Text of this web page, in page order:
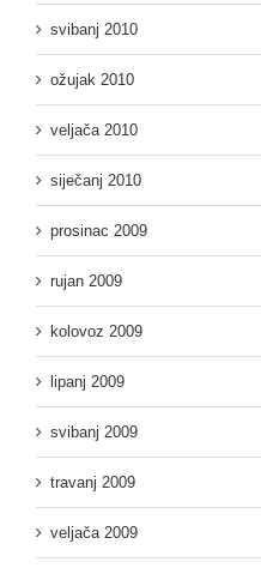
svibanj 2010
ožujak 2010
veljača 2010
siječanj 2010
prosinac 2009
rujan 2009
kolovoz 2009
lipanj 2009
svibanj 2009
travanj 2009
veljača 2009